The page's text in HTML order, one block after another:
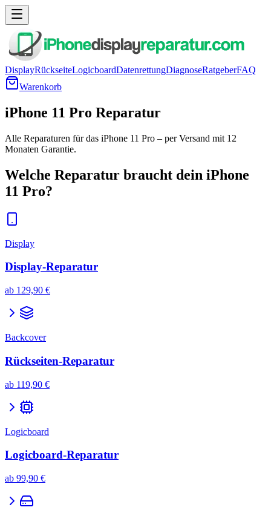
DisplayRückseiteLogicboardDatenrettungDiagnoseRatgeberFAQ
Warenkorb
iPhone 11 Pro Reparatur
Alle Reparaturen für das iPhone 11 Pro – per Versand mit 12
Monaten Garantie.
Welche Reparatur braucht dein iPhone
11 Pro?
Display
Display-Reparatur
ab 129,90 €
Backcover
Rückseiten-Reparatur
ab 119,90 €
Logicboard
Logicboard-Reparatur
ab 99,90 €